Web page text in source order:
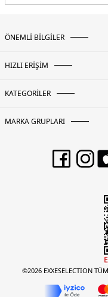
ÖNEMLİ BİLGİLER
HIZLI ERİŞİM
KATEGORİLER
MARKA GRUPLARI
©2026 EXXESELECTION